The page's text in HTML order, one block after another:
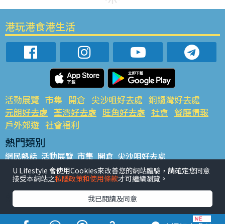
港玩港食港生活
活動展覽 市集 開倉 尖沙咀好去處 銅鑼灣好去處
元朗好去處 荃灣好去處 旺角好去處 社會 餐廳情報
戶外郊遊 社會福利
熱門類別
網民熱話 活動展覽 市集 開倉 尖沙咀好去處
銅鑼灣好去處 元朗好去處 荃灣好去處 旺角好去處 社會
餐廳情報 戶外郊遊
熱門標籤
#UGO搵好去處 #人氣活動推介 #美食社群熱話
U Lifestyle 會使用Cookies來改善您的網站體驗，請確定您同意
接受本網站之私隱政策和使用條款才可繼續瀏覽。
我已閱讀及同意